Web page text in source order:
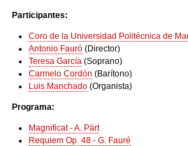
Participantes:
Coro de la Universidad Politécnica de
Antonio Fauró (Director)
Teresa García (Soprano)
Carmelo Cordón (Barítono)
Luis Manchado (Organista)
Programa:
Magnificat - A. Pärt
Requiem Op. 48 - G. Fauré